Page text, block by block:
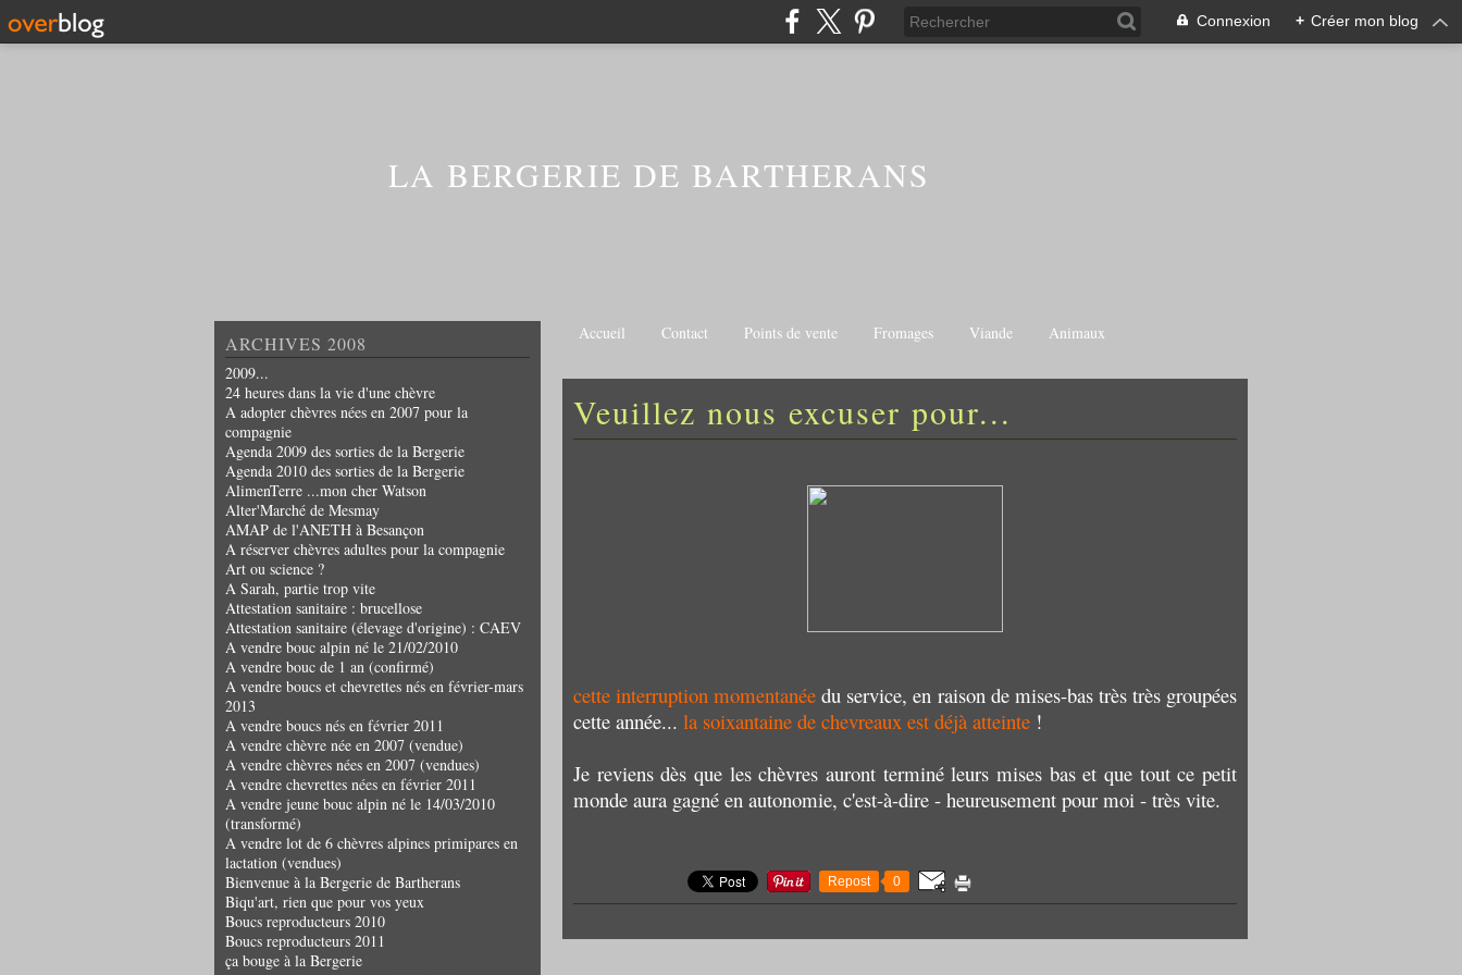
Connexion + Créer mon blog
LA BERGERIE DE BARTHERANS
ARCHIVES 2008
2009...
24 heures dans la vie d'une chèvre
A adopter chèvres nées en 2007 pour la
compagnie
Agenda 2009 des sorties de la Bergerie
Agenda 2010 des sorties de la Bergerie
AlimenTerre ...mon cher Watson
Alter'Marché de Mesmay
AMAP de l'ANETH à Besançon
A réserver chèvres adultes pour la compagnie
Art ou science ?
A Sarah, partie trop vite
Attestation sanitaire : brucellose
Attestation sanitaire (élevage d'origine) : CAEV
A vendre bouc alpin né le 21/02/2010
A vendre bouc de 1 an (confirmé)
A vendre boucs et chevrettes nés en février-mars
2013
A vendre boucs nés en février 2011
A vendre chèvre née en 2007 (vendue)
A vendre chèvres nées en 2007 (vendues)
A vendre chevrettes nées en février 2011
A vendre jeune bouc alpin né le 14/03/2010
(transformé)
A vendre lot de 6 chèvres alpines primipares en
lactation (vendues)
Bienvenue à la Bergerie de Bartherans
Biqu'art, rien que pour vos yeux
Boucs reproducteurs 2010
Boucs reproducteurs 2011
ça bouge à la Bergerie
Accueil Contact Points de vente Fromages Viande Animaux
Veuillez nous excuser pour...
cette interruption momentanée du service, en raison de mises-bas très très groupées
cette année... la soixantaine de chevreaux est déjà atteinte !
Je reviens dès que les chèvres auront terminé leurs mises bas et que tout ce petit
monde aura gagné en autonomie, c'est-à-dire - heureusement pour moi - très vite.
Repost 0